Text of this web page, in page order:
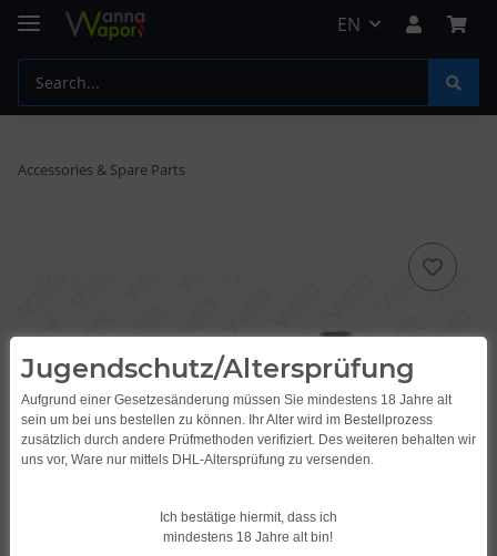
EN
Accessories & Spare Parts
Jugendschutz/Altersprüfung
Aufgrund einer Gesetzesänderung müssen Sie mindestens 18 Jahre alt
sein um bei uns bestellen zu können. Ihr Alter wird im Bestellprozess
zusätzlich durch andere Prüfmethoden verifiziert. Des weiteren behalten wir
uns vor, Ware nur mittels DHL-Altersprüfung zu versenden.
Ich bestätige hiermit, dass ich
mindestens 18 Jahre alt bin!